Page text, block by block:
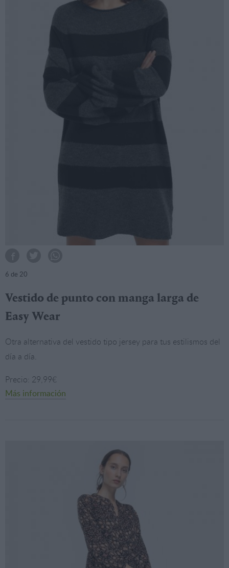
6 de 20
Vestido de punto con manga larga de
Easy Wear
Otra alternativa del vestido tipo jersey para tus estilismos del
día a día.
Precio: 29,99€
Más información